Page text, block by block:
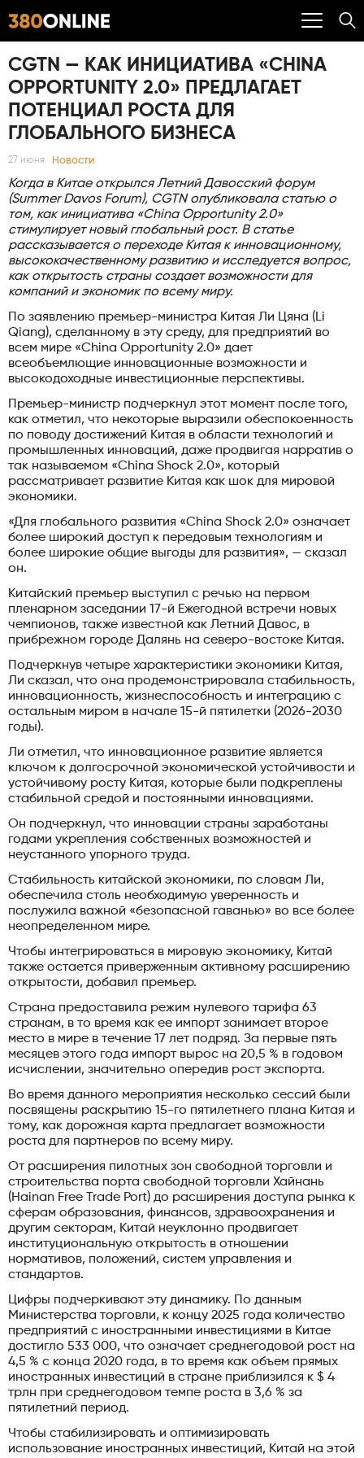
CGTN — КАК ИНИЦИАТИВА «CHINA
OPPORTUNITY 2.0» ПРЕДЛАГАЕТ
ПОТЕНЦИАЛ РОСТА ДЛЯ
ГЛОБАЛЬНОГО БИЗНЕСА
27 июня Новости
Когда в Китае открылся Летний Давосский форум
(Summer Davos Forum), CGTN опубликовала статью о
том, как инициатива «China Opportunity 2.0»
стимулирует новый глобальный рост. В статье
рассказывается о переходе Китая к инновационному,
высококачественному развитию и исследуется вопрос,
как открытость страны создает возможности для
компаний и экономик по всему миру.
По заявлению премьер-министра Китая Ли Цяна (Li
Qiang), сделанному в эту среду, для предприятий во
всем мире «China Opportunity 2.0» дает
всеобъемлющие инновационные возможности и
высокодоходные инвестиционные перспективы.
Премьер-министр подчеркнул этот момент после того,
как отметил, что некоторые выразили обеспокоенность
по поводу достижений Китая в области технологий и
промышленных инноваций, даже продвигая нарратив о
так называемом «China Shock 2.0», который
рассматривает развитие Китая как шок для мировой
экономики.
«Для глобального развития «China Shock 2.0» означает
более широкий доступ к передовым технологиям и
более широкие общие выгоды для развития», — сказал
он.
Китайский премьер выступил с речью на первом
пленарном заседании 17-й Ежегодной встречи новых
чемпионов, также известной как Летний Давос, в
прибрежном городе Далянь на северо-востоке Китая.
Подчеркнув четыре характеристики экономики Китая,
Ли сказал, что она продемонстрировала стабильность,
инновационность, жизнеспособность и интеграцию с
остальным миром в начале 15-й пятилетки (2026-2030
годы).
Ли отметил, что инновационное развитие является
ключом к долгосрочной экономической устойчивости и
устойчивому росту Китая, которые были подкреплены
стабильной средой и постоянными инновациями.
Он подчеркнул, что инновации страны заработаны
годами укрепления собственных возможностей и
неустанного упорного труда.
Стабильность китайской экономики, по словам Ли,
обеспечила столь необходимую уверенность и
послужила важной «безопасной гаванью» во все более
неопределенном мире.
Чтобы интегрироваться в мировую экономику, Китай
также остается приверженным активному расширению
открытости, добавил премьер.
Страна предоставила режим нулевого тарифа 63
странам, в то время как ее импорт занимает второе
место в мире в течение 17 лет подряд. За первые пять
месяцев этого года импорт вырос на 20,5 % в годовом
исчислении, значительно опередив рост экспорта.
Во время данного мероприятия несколько сессий были
посвящены раскрытию 15-го пятилетнего плана Китая и
тому, как дорожная карта предлагает возможности
роста для партнеров по всему миру.
От расширения пилотных зон свободной торговли и
строительства порта свободной торговли Хайнань
(Hainan Free Trade Port) до расширения доступа рынка к
сферам образования, финансов, здравоохранения и
другим секторам, Китай неуклонно продвигает
институциональную открытость в отношении
нормативов, положений, систем управления и
стандартов.
Цифры подчеркивают эту динамику. По данным
Министерства торговли, к концу 2025 года количество
предприятий с иностранными инвестициями в Китае
достигло 533 000, что означает среднегодовой рост на
4,5 % с конца 2020 года, в то время как объем прямых
иностранных инвестиций в стране приблизился к $ 4
трлн при среднегодовом темпе роста в 3,6 % за
пятилетний период.
Чтобы стабилизировать и оптимизировать
использование иностранных инвестиций, Китай на этой